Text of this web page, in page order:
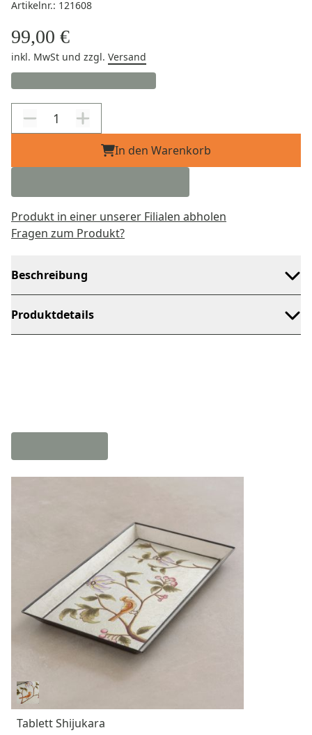
Artikelnr.: 121608
99,00 €
inkl. MwSt und zzgl. Versand
In den Warenkorb
Produkt in einer unserer Filialen abholen
Fragen zum Produkt?
Beschreibung
Produktdetails
Tablett Shijukara